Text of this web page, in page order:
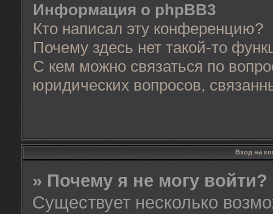
Информация о phpBB3
Кто написал эту конференцию?
Почему здесь нет такой-то
С кем можно связаться по
юридических вопросов,
Вход на
» Почему я не могу войти?
Существует несколько